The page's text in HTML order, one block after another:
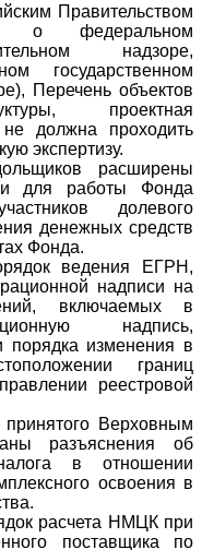
Правительством
о федеральном
надзоре,
государственном
Перечень объектов
проектная
должна проходить
экспертизу.
расширены
для работы Фонда
долевого
денежных средств
Фонда.
ведения ЕГРН,
надписи на
включаемых в
надпись,
изменения в
границ
реестровой
Верховным
разъяснения об
в отношении
освоения в
расчета НМЦК при
поставщика по